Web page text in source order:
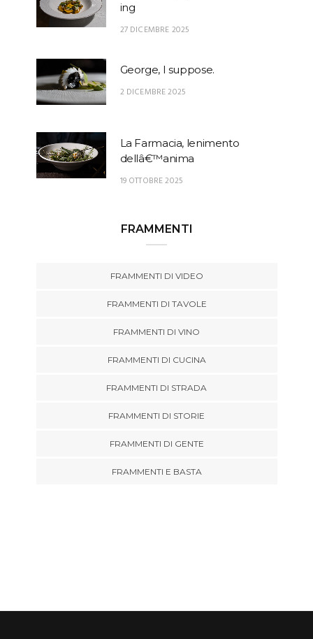
ing
27 DICEMBRE 2025
George, I suppose.
2 DICEMBRE 2025
La Farmacia, lenimento
dellâ€™anima
19 OTTOBRE 2025
FRAMMENTI
FRAMMENTI DI VIDEO
FRAMMENTI DI TAVOLE
FRAMMENTI DI VINO
FRAMMENTI DI CUCINA
FRAMMENTI DI STRADA
FRAMMENTI DI STORIE
FRAMMENTI DI GENTE
FRAMMENTI E BASTA